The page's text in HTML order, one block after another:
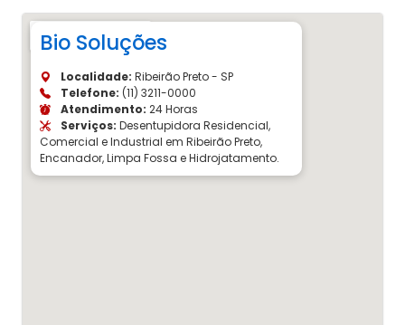
Bio Soluções
Localidade: Ribeirão Preto - SP
Telefone: (11) 3211-0000
Atendimento: 24 Horas
Serviços: Desentupidora Residencial,
Comercial e Industrial em Ribeirão Preto,
Encanador, Limpa Fossa e Hidrojatamento.